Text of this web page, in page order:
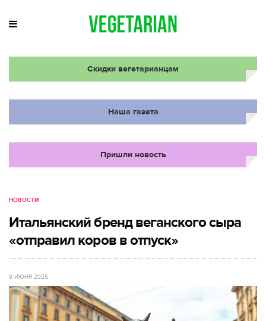
Скидки вегетарианцам
Наша газета
Пришли новость
НОВОСТИ
Итальянский бренд веганского сыра
«отправил коров в отпуск»
9 ИЮНЯ 2025